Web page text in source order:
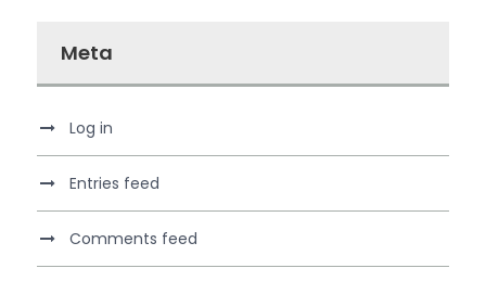
Meta
Log in
Entries feed
Comments feed